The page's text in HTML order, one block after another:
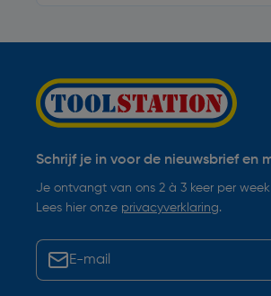
Schrijf je in voor de nieuwsbrief en
Je ontvangt van ons 2 à 3 keer per
Lees hier onze privacyverklaring.